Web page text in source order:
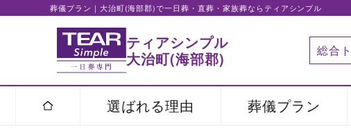
葬儀プラン｜大治町(海部郡)で一日葬・直葬・家族葬ならティアシンプル
ティアシンプル
大治町(海部郡)
総合
選ばれる理由 葬儀プラン